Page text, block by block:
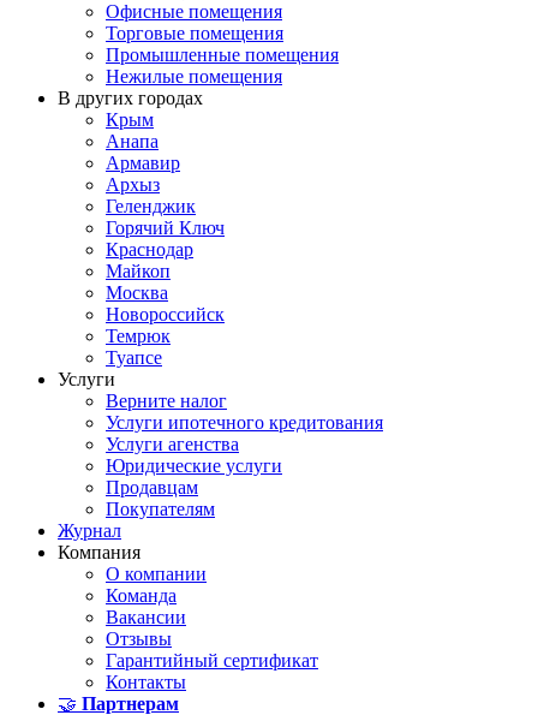
Офисные помещения
Торговые помещения
Промышленные помещения
Нежилые помещения
В других городах
Крым
Анапа
Армавир
Архыз
Геленджик
Горячий Ключ
Краснодар
Майкоп
Москва
Новороссийск
Темрюк
Туапсе
Услуги
Верните налог
Услуги ипотечного кредитования
Услуги агенства
Юридические услуги
Продавцам
Покупателям
Журнал
Компания
О компании
Команда
Вакансии
Отзывы
Гарантийный сертификат
Контакты
🤝 Партнерам